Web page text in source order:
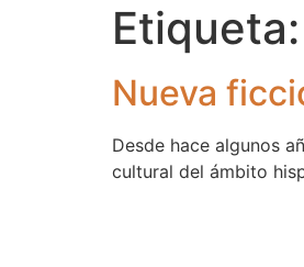
Etiqueta:
Nueva
Desde hace algunos
cultural del ámbito